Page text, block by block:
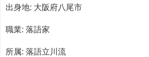
出身地: 大阪府八尾市
職業: 落語家
所属: 落語立川流